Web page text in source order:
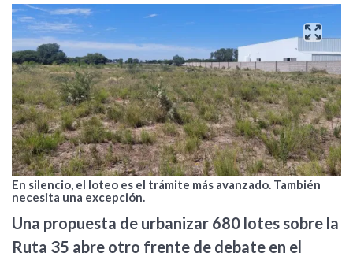
En silencio, el loteo es el trámite más avanzado. También
necesita una excepción.
Una propuesta de urbanizar 680 lotes sobre la
Ruta 35 abre otro frente de debate en el